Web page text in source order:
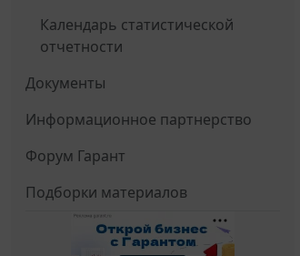
Календарь статистической
отчетности
Документы
Информационное партнерство
Форум Гарант
Подборки материалов